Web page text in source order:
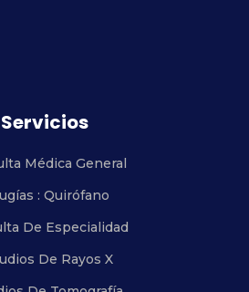
Servicios
Médica General
: Quirófano
De Especialidad
De Rayos X